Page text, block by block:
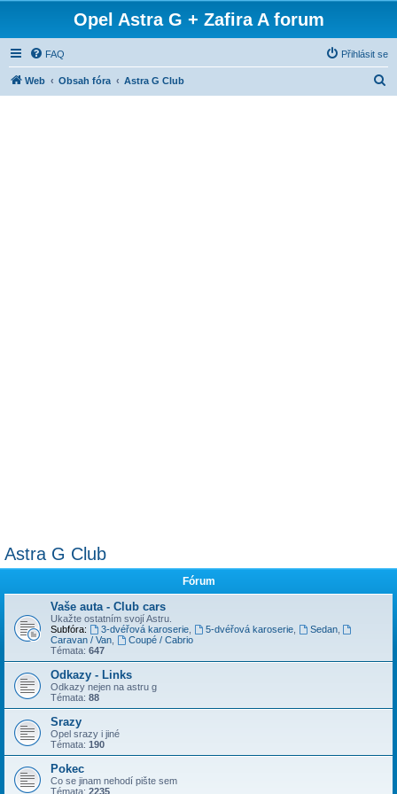
Opel Astra G + Zafira A forum
FAQ Přihlásit se
Web Obsah fóra Astra G Club
Astra G Club
Fórum
Vaše auta - Club cars
Ukažte ostatním svojí Astru.
Subfóra:
3-dvéřová karoserie, 5-dvéřová karoserie, Sedan,
Caravan / Van
Coupé / Cabrio
Témata: 647
Odkazy - Links
Odkazy nejen na astru g
Témata: 88
Srazy
Opel srazy i jiné
Témata: 190
Pokec
Co se jinam nehodí pište sem
Témata: 2235